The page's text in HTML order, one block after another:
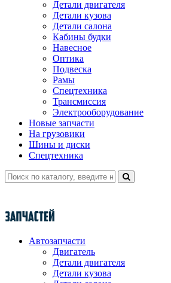
Детали двигателя
Детали кузова
Детали салона
Кабины будки
Навесное
Оптика
Подвеска
Рамы
Спецтехника
Трансмиссия
Электрооборудование
Новые запчасти
На грузовики
Шины и диски
Спецтехника
Автозапчасти
Двигатель
Детали двигателя
Детали кузова